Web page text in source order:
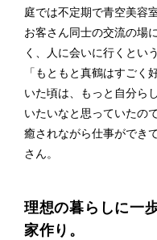
庭では不定期で青空美容
お客さん同士の交流の場
く、人に会いに行くとい
「もともと真鶴はすごく
いた頃は、もっと自分ら
いたいなと思っていたの
癒されながら仕事ができ
さん。
理想の暮らしに一
家作り。